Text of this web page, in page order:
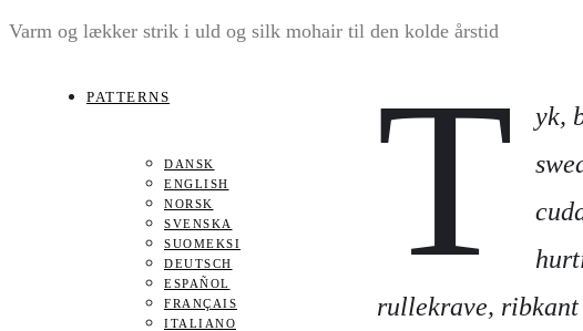
PATTERNS
DANSK
ENGLISH
NORSK
SVENSKA
SUOMEKSI
DEUTSCH
ESPAÑOL
FRANÇAIS
ITALIANO
Varm og lækker strik i uld og silk mohair til den kolde årstid
T
yk,
rullekrave, ribkant